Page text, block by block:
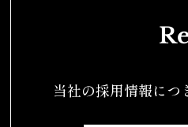
当社の採用情報につ